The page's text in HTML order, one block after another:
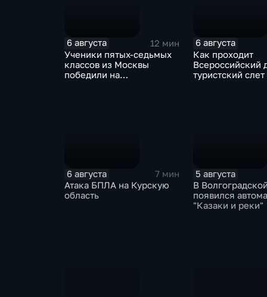
6 августа
12 мин
Ученики пятых-седьмых
классов из Москвы
победили на
6 августа
Как проходит
Всероссийский
туристский слет
6 августа
7 мин
Атака БПЛА на Курскую
область
5 августа
В
появился
"Казаки и реки"